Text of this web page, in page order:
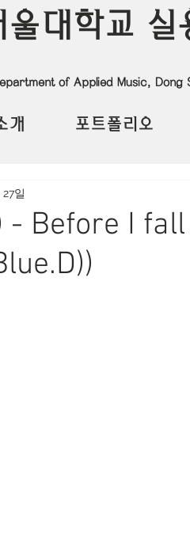
울대학교 실
of Applied Music, Dong
개 포트폴리오
Before I
일